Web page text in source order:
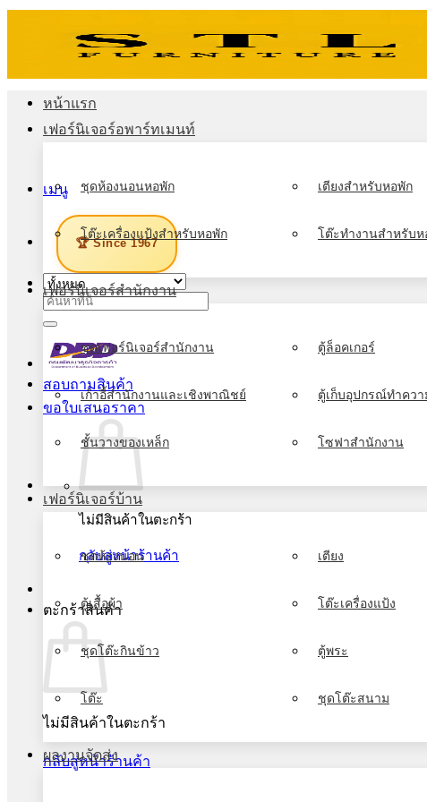
เมนู
🏆 Since 1967
ค้นหา:
สอบถามสินค้า
ขอใบเสนอราคา
ไม่มีสินค้าในตะกร้า
กลับสู่หน้าร้านค้า
ตะกร้าสินค้า
ไม่มีสินค้าในตะกร้า
กลับสู่หน้าร้านค้า
หน้าแรก
เฟอร์นิเจอร์อพาร์ทเมนท์
ชุดห้องนอนหอพัก เตียงสำหรับหอพัก
โต๊ะเครื่องแป้งสำหรับหอพัก โต๊ะทำงานสำหรับห
เฟอร์นิเจอร์สำนักงาน
ชุดเฟอร์นิเจอร์สำนักงาน ตู้ล็อคเกอร์
เก้าอี้สำนักงานและเชิงพาณิชย์ ตู้เก็บอุปกรณ์ทำคว
ชั้นวางของเหล็ก โซฟาสำนักงาน
เฟอร์นิเจอร์บ้าน
ชุดห้องนอน เตียง
ตู้เสื้อผ้า โต๊ะเครื่องแป้ง
ชุดโต๊ะกินข้าว ตู้พระ
โต๊ะ ชุดโต๊ะสนาม
ผลงานจัดส่ง